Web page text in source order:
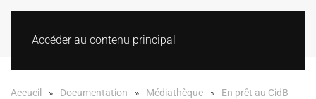
Accéder au contenu principal
Accueil Documentation Médiathèque
En prêt au CidB